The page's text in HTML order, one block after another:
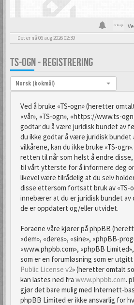
Det er nå 06 aug 2026 02:39
TS-OGN - REGISTRERING
Språk:
Norsk (bokmål)
Ved å bruke «TS-ogn» (heretter
«vår», «TS-ogn», «https://www.ts-
godtar du å være juridisk bundet av
du ikke godtar å være juridisk bundet
vilkårene, kan du ikke bruke «TS-
retten til når som helst å endre
til vårt ytterste for å informere deg
likevel være tilrådelig at du selv
disse ettersom fortsatt bruk av «TS-
innebærer at du er juridisk bundet av
de er oppdatert og/eller utvidet.
Foraene våre kjører på phpBB
«dem», «deres», «sine», «phpBB-
«www.phpbb.com», «phpBB
som er en forumløsning som er utgitt
Public License v2» (heretter omtalt
kan lastes ned fra www.phpbb.com.
gjør det bare mulig med Internett-
phpBB Limited er ikke ansvarlig for